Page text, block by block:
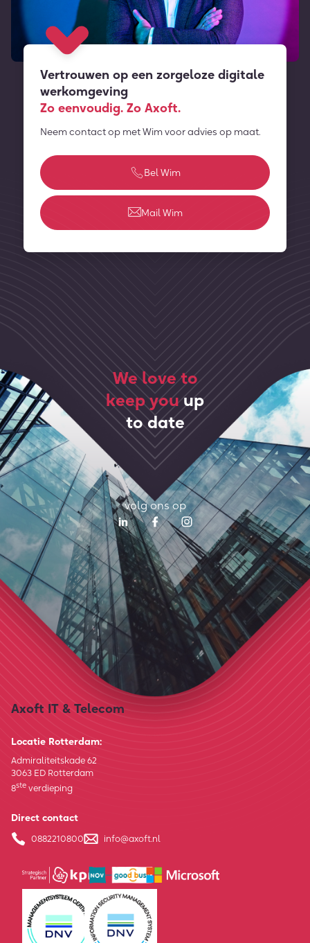
Vertrouwen op een zorgeloze digitale
werkomgeving
Zo eenvoudig. Zo Axoft.
Neem contact op met Wim voor advies op maat.
Bel Wim
Mail Wim
We love to
keep youup
to date
volg ons op
Axoft IT & Telecom
Locatie Rotterdam:
Admiraliteitskade 62
3063 ED Rotterdam
8ste verdieping
Direct contact
0882210800 info@axoft.nl